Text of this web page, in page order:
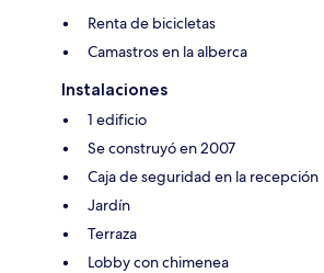
Renta de bicicletas
Camastros en la alberca
Instalaciones
1 edificio
Se construyó en 2007
Caja de seguridad en la recepción
Jardín
Terraza
Lobby con chimenea